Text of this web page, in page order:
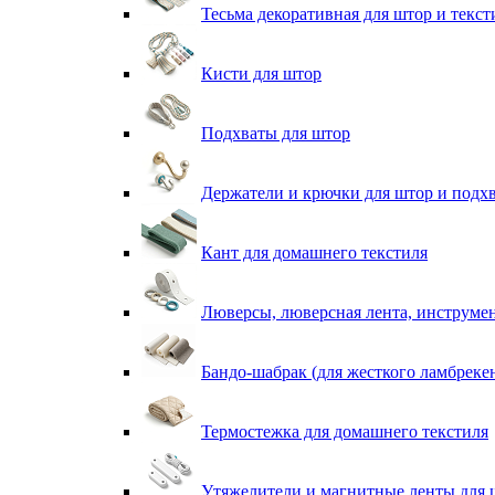
Тесьма декоративная для штор и
Кисти для штор
Подхваты для штор
Держатели и крючки для штор и
Кант для домашнего текстиля
Люверсы, люверсная лента,
Бандо-шабрак (для жесткого
Термостежка для домашнего текстиля
Утяжелители и магнитные ленты для